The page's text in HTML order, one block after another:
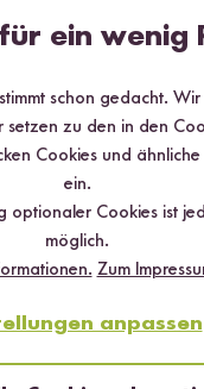
ein wenig
schon gedacht.
setzen zu den in den
Cookies und
ein.
optionaler Cookies ist
möglich.
Zum
anpassen